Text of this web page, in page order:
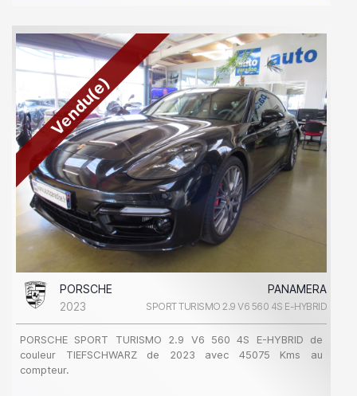
Vendu(e)
PORSCHE
PANAMERA
2023
SPORT TURISMO 2.9 V6 560 4S E-HYBRID
PORSCHE SPORT TURISMO 2.9 V6 560 4S E-HYBRID de
couleur TIEFSCHWARZ de 2023 avec 45075 Kms au
compteur.